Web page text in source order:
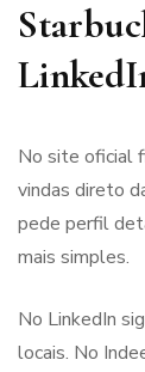
No site oficial
vindas direto
pede perfil
mais simples.
No LinkedIn
locais. No